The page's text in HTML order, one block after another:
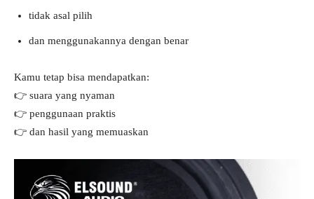
tidak asal pilih
dan menggunakannya dengan benar
Kamu tetap bisa mendapatkan:
👉 suara yang nyaman
👉 penggunaan praktis
👉 dan hasil yang memuaskan